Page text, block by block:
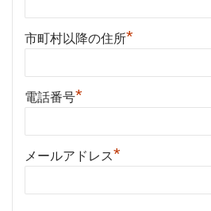
市町村以降の住所*
電話番号*
メールアドレス*